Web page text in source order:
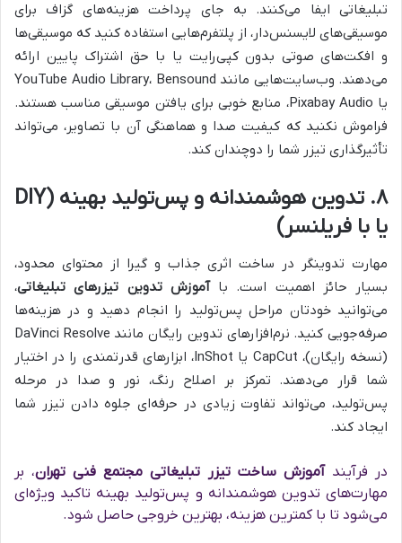
تبلیغاتی ایفا می‌کنند. به جای پرداخت هزینه‌های گزاف برای
موسیقی‌های لایسنس‌دار، از پلتفرم‌هایی استفاده کنید که موسیقی‌ها
و افکت‌های صوتی بدون کپی‌رایت یا با حق اشتراک پایین ارائه
می‌دهند. وب‌سایت‌هایی مانند YouTube Audio Library، Bensound
یا Pixabay Audio، منابع خوبی برای یافتن موسیقی مناسب هستند.
فراموش نکنید که کیفیت صدا و هماهنگی آن با تصاویر، می‌تواند
تأثیرگذاری تیزر شما را دوچندان کند.
۸. تدوین هوشمندانه و پس‌تولید بهینه (DIY
یا با فریلنسر)
مهارت تدوینگر در ساخت اثری جذاب و گیرا از محتوای محدود،
بسیار حائز اهمیت است. باآموزش تدوین تیزرهای تبلیغاتی،
می‌توانید خودتان مراحل پس‌تولید را انجام دهید و در هزینه‌ها
صرفه‌جویی کنید. نرم‌افزارهای تدوین رایگان مانند DaVinci Resolve
(نسخه رایگان)، CapCut یا InShot، ابزارهای قدرتمندی را در اختیار
شما قرار می‌دهند. تمرکز بر اصلاح رنگ، نور و صدا در مرحله
پس‌تولید، می‌تواند تفاوت زیادی در حرفه‌ای جلوه دادن تیزر شما
ایجاد کند.
در فرآیندآموزش ساخت تیزر تبلیغاتی مجتمع فنی تهران، بر
مهارت‌های تدوین هوشمندانه و پس‌تولید بهینه تاکید ویژه‌ای
می‌شود تا با کمترین هزینه، بهترین خروجی حاصل شود.